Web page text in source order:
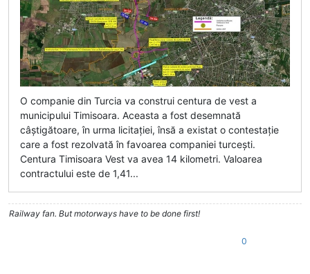
O companie din Turcia va construi centura de vest a
municipului Timisoara. Aceasta a fost desemnată
câştigătoare, în urma licitaţiei, însă a existat o contestaţie
care a fost rezolvată în favoarea companiei turceşti.
Centura Timisoara Vest va avea 14 kilometri. Valoarea
contractului este de 1,41...
Railway fan. But motorways have to be done first!
0